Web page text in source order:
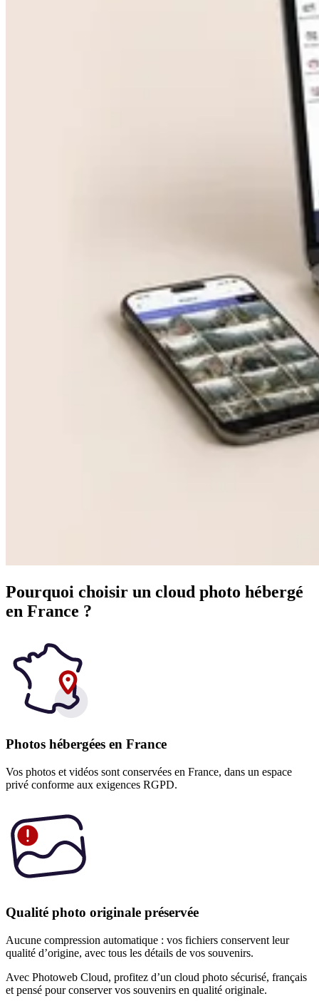
Pourquoi choisir un cloud photo hébergé
en France ?
Photos hébergées en France
Vos photos et vidéos sont conservées en France, dans un espace
privé conforme aux exigences RGPD.
Qualité photo originale préservée
Aucune compression automatique : vos fichiers conservent leur
qualité d’origine, avec tous les détails de vos souvenirs.
Avec Photoweb Cloud, profitez d’un cloud photo sécurisé, français
et pensé pour conserver vos souvenirs en qualité originale.